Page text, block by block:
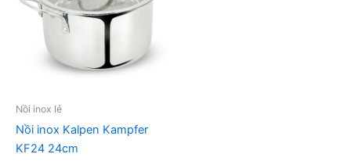
Nồi inox lẻ
Nồi inox Kalpen Kampfer
KF24 24cm